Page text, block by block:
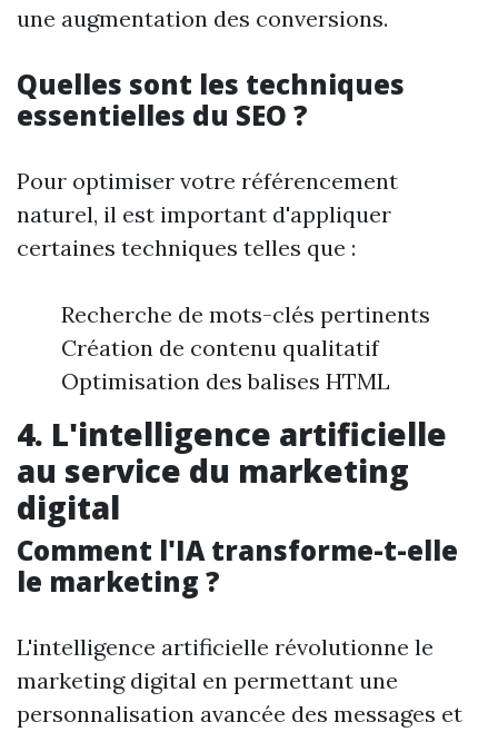
une augmentation des conversions.
Quelles sont les techniques
essentielles du SEO ?
Pour optimiser votre référencement
naturel, il est important d'appliquer
certaines techniques telles que :
Recherche de mots-clés pertinents
Création de contenu qualitatif
Optimisation des balises HTML
4. L'intelligence artificielle
au service du marketing
digital
Comment l'IA transforme-t-elle
le marketing ?
L'intelligence artificielle révolutionne le
marketing digital en permettant une
personnalisation avancée des messages et